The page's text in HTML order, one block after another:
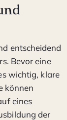
entscheidend
Bevor eine
wichtig, klare
können
eines
der